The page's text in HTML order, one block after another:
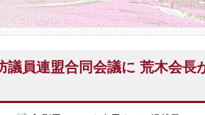
議員連盟合同会議に 荒木会長